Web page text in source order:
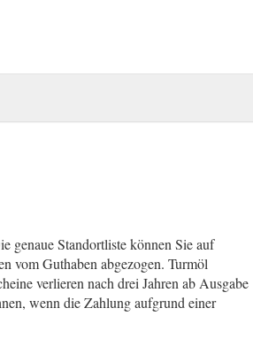
genaue Standortliste können Sie auf
vom Guthaben abgezogen. Turmöl
verlieren nach drei Jahren ab Ausgabe
wenn die Zahlung aufgrund einer